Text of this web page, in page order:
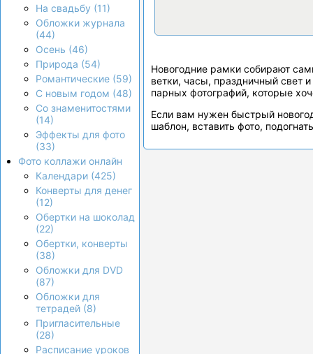
На свадьбу (11)
Обложки журнала
(44)
Осень (46)
Природа (54)
Романтические (59)
С новым годом (48)
Со знаменитостями
(14)
Эффекты для фото
(33)
Фото коллажи онлайн
Календари (425)
Конверты для денег
(12)
Обертки на шоколад
(22)
Обертки, конверты
(38)
Обложки для DVD
(87)
Обложки для
тетрадей (8)
Пригласительные
(28)
Расписание уроков
Новогодние рамки собирают
ветки, часы, праздничный свет
парных фотографий, которые
Если вам нужен быстрый
шаблон, вставить фото,